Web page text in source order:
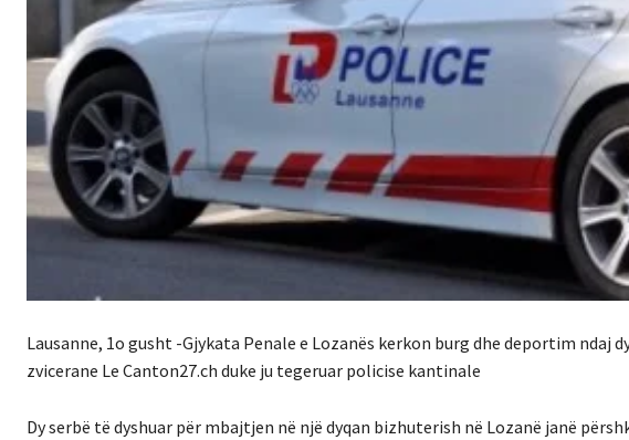
Lausanne, 1o gusht -Gjykata Penale e Lozanës kerkon burg dhe deportim ndaj
zvicerane Le Canton27.ch duke ju tegeruar policise kantinale
Dy serbë të dyshuar për mbajtjen në një dyqan bizhuterish në Lozanë janë